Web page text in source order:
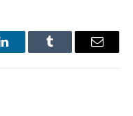
LinkedInTumblr Email